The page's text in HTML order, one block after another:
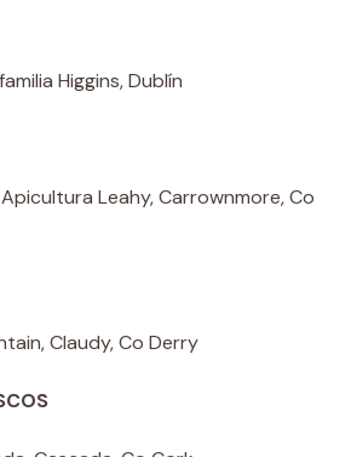
Higgins, Dublín
Leahy, Carrownmore, Co
Claudy, Co Derry